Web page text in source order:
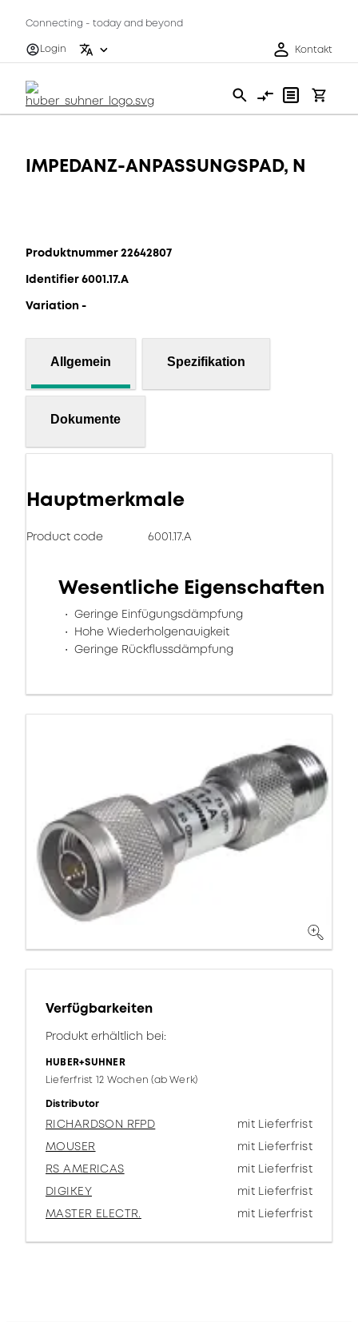
Connecting - today and beyond
Login
Kontakt
IMPEDANZ-ANPASSUNGSPAD, N
Produktnummer 22642807
Identifier 6001.17.A
Variation -
Allgemein Spezifikation
Dokumente
Hauptmerkmale
Product code 6001.17.A
Wesentliche Eigenschaften
Geringe Einfügungsdämpfung
Hohe Wiederholgenauigkeit
Geringe Rückflussdämpfung
Verfügbarkeiten
Produkt erhältlich bei:
HUBER+SUHNER
Lieferfrist 12 Wochen (ab Werk)
Distributor
RICHARDSON RFPD
mit Lieferfrist
MOUSER
mit Lieferfrist
RS AMERICAS
mit Lieferfrist
DIGIKEY
mit Lieferfrist
MASTER ELECTR.
mit Lieferfrist